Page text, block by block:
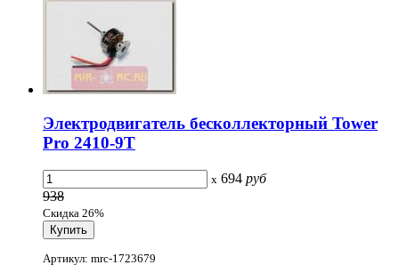
Электродвигатель бесколлекторный Tower
Pro 2410-9T
x 694 руб
938
Скидка 26%
Артикул: mrc-1723679